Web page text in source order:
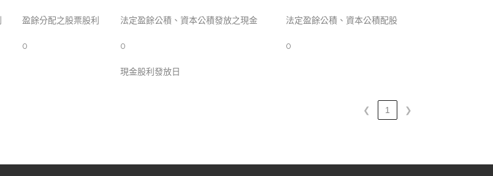
盈餘分配之股票股利 法定盈餘公積、資本公積發放之現金 法定盈餘公積、資本公積配股
0 0 0
現金股利發放日
❮ 1 ❯